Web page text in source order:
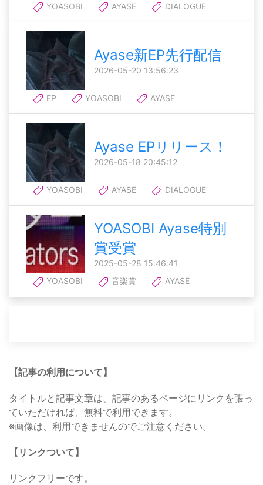
YOASOBI AYASE DIALOGUE
Ayase新EP先行配信
2026-05-20 13:56:23
EP YOASOBI AYASE
Ayase EPリリース！
2026-05-18 20:45:12
YOASOBI AYASE DIALOGUE
YOASOBI Ayase特別
賞受賞
2025-05-28 15:46:41
YOASOBI
音楽賞 AYASE
【記事の利用について】
タイトルと記事文章は、記事のあるページにリンクを張っ
ていただければ、無料で利用できます。
※画像は、利用できませんのでご注意ください。
【リンクついて】
リンクフリーです。